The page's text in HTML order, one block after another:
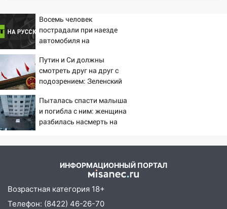
15:59
Ульяновец отдал более 14
миллионов рублей за криминальное
покровительство
15:32
На «кольце» кроссовер сбил 18-
летнего мопедиста
15:00
В Ульяновске после тройного ДТП
госпитализировали 25-летнего байкера
14:32
На Ульяновскую область
надвигается жара
14:08 Пешеход переходил по «зебре»:
подробности серьезной аварии на
Фруктовой
13:30 В Димитровграде на улице
Трудовой горело здание
Восемь человек
пострадали при наезде
автомобиля на
Путин и Си должны
смотреть друг на друг с
подозрением: Зеленский
дипломатам
Пыталась спасти малыша
и погибла с ним: женщина
разбилась насмерть на
ИНФОРМАЦИОННЫЙ ПОРТАЛ
Возрастная категория 18+
Телефон: (8422) 46-26-70